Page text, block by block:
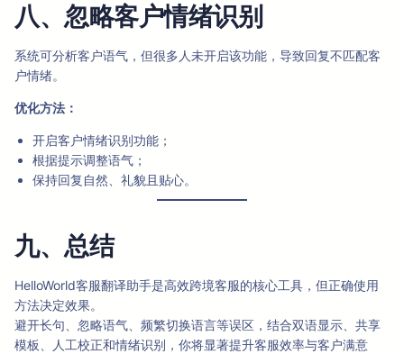
八、忽略客户情绪识别
系统可分析客户语气，但很多人未开启该功能，导致回复不匹配客
户情绪。
优化方法：
开启客户情绪识别功能；
根据提示调整语气；
保持回复自然、礼貌且贴心。
九、总结
HelloWorld客服翻译助手是高效跨境客服的核心工具，但正确使用
方法决定效果。
避开长句、忽略语气、频繁切换语言等误区，结合双语显示、共享
模板、人工校正和情绪识别，你将显著提升客服效率与客户满意